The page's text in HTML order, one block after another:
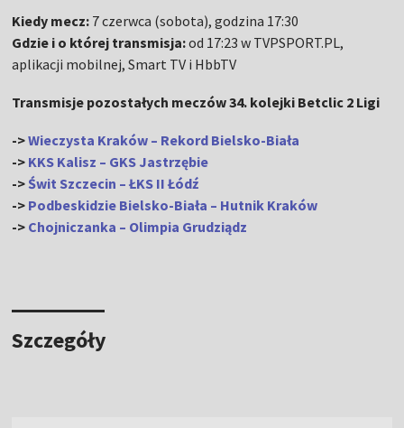
Kiedy mecz: 7 czerwca (sobota), godzina 17:30
Gdzie i o której transmisja:od 17:23 w TVPSPORT.PL,
aplikacji mobilnej, Smart TV i HbbTV
Transmisje pozostałych meczów 34. kolejki Betclic 2 Ligi
->Wieczysta Kraków – Rekord Bielsko-Biała
-> KKS Kalisz – GKS Jastrzębie
->Świt Szczecin – ŁKS II Łódź
-> Podbeskidzie Bielsko-Biała – Hutnik Kraków
-> Chojniczanka – Olimpia Grudziądz
Szczegóły